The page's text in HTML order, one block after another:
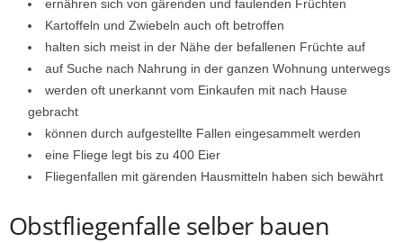
ernähren sich von gärenden und faulenden Früchten
Kartoffeln und Zwiebeln auch oft betroffen
halten sich meist in der Nähe der befallenen Früchte auf
auf Suche nach Nahrung in der ganzen Wohnung unterwegs
werden oft unerkannt vom Einkaufen mit nach Hause
gebracht
können durch aufgestellte Fallen eingesammelt werden
eine Fliege legt bis zu 400 Eier
Fliegenfallen mit gärenden Hausmitteln haben sich bewährt
Obstfliegenfalle selber bauen